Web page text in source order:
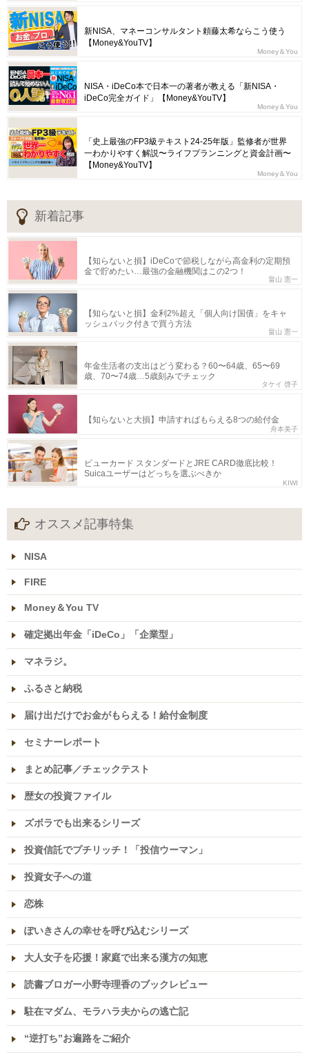
新NISA、マネーコンサルタント頼藤太希ならこう使う
【Money&YouTV】
Money＆You
NISA・iDeCo本で日本一の著者が教える「新NISA・
iDeCo完全ガイド」【Money&YouTV】
Money＆You
「史上最強のFP3級テキスト24-25年版」監修者が世界
一わかりやすく解説〜ライフプランニングと資金計画〜
【Money&YouTV】
Money＆You
新着記事
【知らないと損】iDeCoで節税しながら高金利の定期預
金で貯めたい…最強の金融機関はこの2つ！
畠山 憲一
【知らないと損】金利2%超え「個人向け国債」をキャ
ッシュバック付きで買う方法
畠山 憲一
年金生活者の支出はどう変わる？60〜64歳、65〜69
歳、70〜74歳…5歳刻みでチェック
タケイ 啓子
【知らないと大損】申請すればもらえる8つの給付金
舟本美子
ビューカード スタンダードとJRE CARD徹底比較！
Suicaユーザーはどっちを選ぶべきか
KIWI
オススメ記事特集
NISA
FIRE
Money＆You TV
確定拠出年金「iDeCo」「企業型」
マネラジ。
ふるさと納税
届け出だけでお金がもらえる！給付金制度
セミナーレポート
まとめ記事／チェックテスト
歴女の投資ファイル
ズボラでも出来るシリーズ
投資信託でプチリッチ！「投信ウーマン」
投資女子への道
恋株
ぽいきさんの幸せを呼び込むシリーズ
大人女子を応援！家庭で出来る漢方の知恵
読書ブロガー小野寺理香のブックレビュー
駐在マダム、モラハラ夫からの逃亡記
“逆打ち”お遍路をご紹介